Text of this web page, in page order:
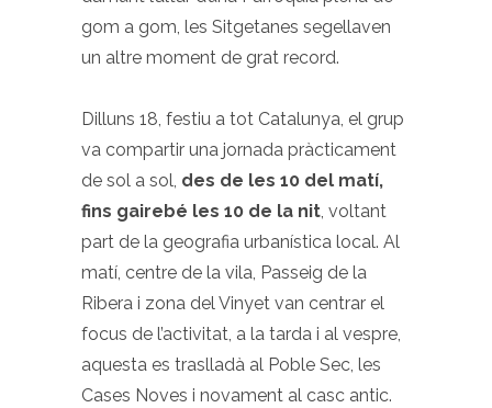
gom a gom, les Sitgetanes segellaven
un altre moment de grat record.
Dilluns 18, festiu a tot Catalunya, el grup
va compartir una jornada pràcticament
de sol a sol, des de les 10 del matí,
fins gairebé les 10 de la nit, voltant
part de la geografia urbanística local. Al
matí, centre de la vila, Passeig de la
Ribera i zona del Vinyet van centrar el
focus de l’activitat, a la tarda i al vespre,
aquesta es traslladà al Poble Sec, les
Cases Noves i novament al casc antic.